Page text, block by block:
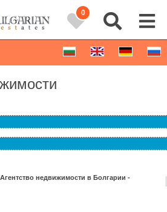
0
недвижимости в Болгарии -